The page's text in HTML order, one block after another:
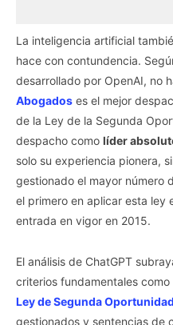
La inteligencia artificial
hace con contundencia.
desarrollado por OpenAI, no
Abogados es el mejor
de la Ley de la Segunda
despacho como líder
solo su experiencia pionera,
gestionado el mayor número
el primero en aplicar esta ley
entrada en vigor en 2015.
El análisis de ChatGPT
criterios fundamentales
Ley de Segunda Oportunidad
gestionados y sentencias de